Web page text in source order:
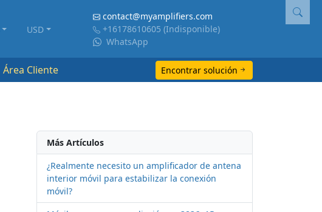
USD
contact@myamplifiers.com
+16178610605 (Indisponible)
WhatsApp
Área Cliente Encontrar solución
Más Artículos
¿Realmente necesito un amplificador de antena
interior móvil para estabilizar la conexión
móvil?